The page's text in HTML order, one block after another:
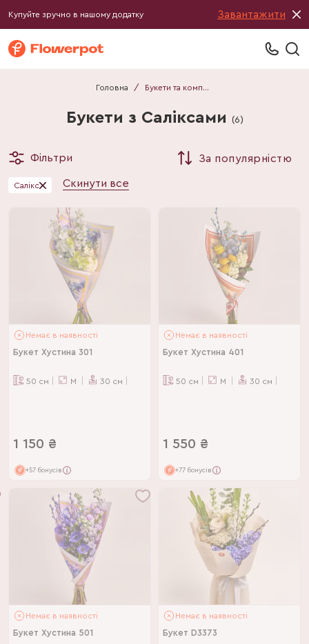
Купуйте зручно в нашому додатку Завантажити
Головна / Букети та композиції
Букети з Саліксами (6)
Фільтри За популярністю
Салікс Скинути все
Немає в наявності
Букет Хустина 301
50 см M 30 см
1 150 ₴
+57 бонусів
Немає в наявності
Букет Хустина 401
50 см M 30 см
1 550 ₴
+77 бонусів
Немає в наявності
Букет Хустина 501
Немає в наявності
Букет D3373